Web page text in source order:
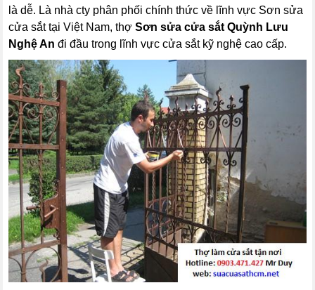
là dễ. Là nhà cty phân phối chính thức về lĩnh vực Sơn sửa
cửa sắt tại Việt Nam, thợSơn sửa cửa sắtQuỳnh Lưu
Nghệ An đi đầu trong lĩnh vực cửa sắt kỹ nghệ cao cấp.